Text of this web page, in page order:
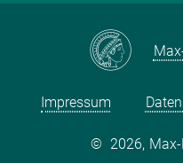
Impressum
© 2026,